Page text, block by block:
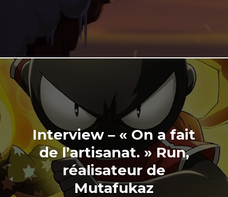
Interview – « On a fait
de l’artisanat. » Run,
réalisateur de
Mutafukaz